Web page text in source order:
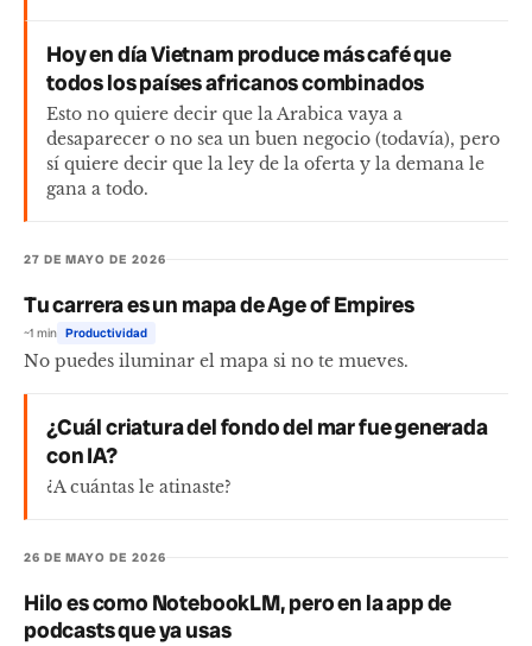
Hoy en día Vietnam produce más café que
todos los países africanos combinados
Esto no quiere decir que la Arabica vaya a
desaparecer o no sea un buen negocio (todavía), pero
sí quiere decir que la ley de la oferta y la demana le
gana a todo.
27 DE MAYO DE 2026
Tu carrera es un mapa de Age of Empires
~1 min Productividad
No puedes iluminar el mapa si no te mueves.
¿Cuál criatura del fondo del mar fue generada
con IA?
¿A cuántas le atinaste?
26 DE MAYO DE 2026
Hilo es como NotebookLM, pero en la app de
podcasts que ya usas